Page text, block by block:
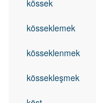
kössek
kösseklemek
kösseklenmek
kössekleşmek